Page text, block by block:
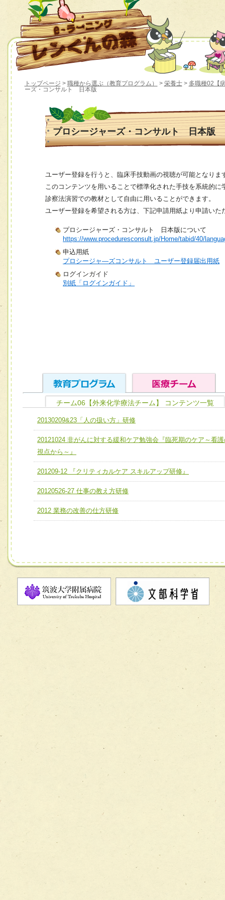
トップページ > 職種から選ぶ（教育プログラム） > 栄養士> 多職種02【
ーズ・コンサルト 日本版
プロシージャーズ・コンサルト 日本版
ユーザー登録を行うと、臨床手技動画の視聴が可能となりま
このコンテンツを用いることで標準化された手技を系統的
診察法演習での教材として自由に用いることができます。
ユーザー登録を希望される方は、下記申請用紙より申請いた
プロシージャーズ・コンサルト 日本版について
https://www.proceduresconsult.jp/Home/tabid/40/
申込用紙
プロシージャ―ズコンサルト ユーザー登録届出用紙
ログインガイド
別紙「ログインガイド」
ユニット１ 医療人としての基礎能力
全人的医療を実践する医療人として、必要な基礎能力を身
ける
必要に応じて柔軟に医療チームを組織し、強調できる
ユニット３ 多職種連携力
他職種の視点とスキルを学び、相互理解と連携を深める
チーム01【病院内横断的問題解決チーム】
チーム02【地域医療連携推進による高度医療を必要とする
宅患者等支援チーム】
チーム05【せん妄対策チーム】
チーム08【地域関係機関と連携した小児リハビリテーショ
チーム09【術前から始める周術期リハビリテーションチー
チーム10【包括的リハビリテーションコンサルテーション
チーム13【非がんに対する緩和ケアチーム】
チーム06【外来化学療法チーム】 コンテンツ一覧
20130209&23「人の扱い方」研修
20121024 非がんに対する緩和ケア勉強会『臨死期のケア～看
視点から～』
201209-12 『クリティカルケア スキルアップ研修』
20120526-27 仕事の教え方研修
2012 業務の改善の仕方研修